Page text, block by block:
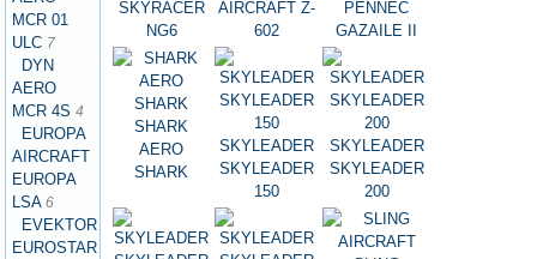
MCR 01
ULC 7
DYN
AERO
MCR 4S 4
EUROPA
AIRCRAFT
EUROPA
LSA 6
EVEKTOR
EUROSTAR
SKYRACER
NG6
AIRCRAFT Z-
602
PENNEC
GAZAILE II
SHARK
AERO
SHARK
SKYLEADER
SKYLEADER
150
SKYLEADER
SKYLEADER
200